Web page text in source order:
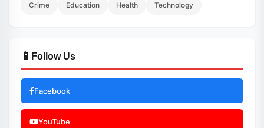
Crime Education Health Technology
📱 Follow Us
Facebook
YouTube